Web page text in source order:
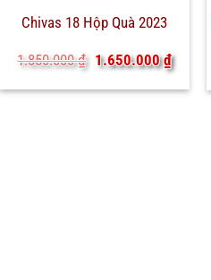
Chivas 18 Hộp Quà 2023
1.850.000₫ Giá
gốc
là:
1.650.000₫Giá
hiện
tại